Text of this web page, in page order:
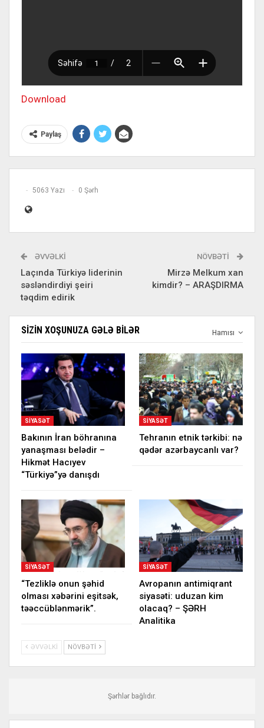
Download
Paylaş
5063 Yazı 0 Şərh
ƏVVƏLKI
Laçında Türkiyə liderinin
səsləndirdiyi şeiri
təqdim edirik
NÖVBƏTI
Mirzə Melkum xan
kimdir? – ARAŞDIRMA
Hamısı
SIZIN XOŞUNUZA GƏLƏ BILƏR
SIYASƏT
Bakının İran böhranına
yanaşması belədir –
Hikmət Hacıyev
“Türkiyə”yə danışdı
SIYASƏT
Tehranın etnik tərkibi: nə
qədər azərbaycanlı var?
SIYASƏT
“Tezliklə onun şəhid
olması xəbərini eşitsək,
təəccüblənmərik”.
SIYASƏT
Avropanın antimiqrant
siyasəti: uduzan kim
olacaq? – ŞƏRH
Analitika
ƏVVƏLKI NÖVBƏTI
Şərhlər bağlıdır.